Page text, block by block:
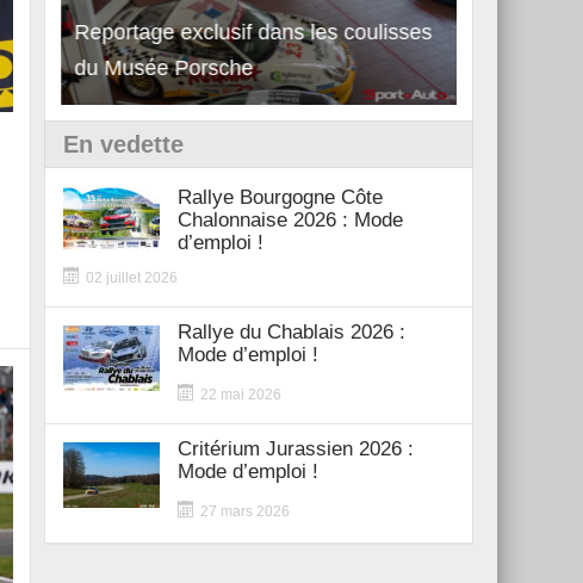
Reportage exclusif dans les coulisses
du Musée Porsche
Découverte de la nouvelle Ferrari
12Cilindri Manuale
En vedette
Rallye Bourgogne Côte
Chalonnaise 2026 : Mode
d’emploi !
02 juillet 2026
Rallye du Chablais 2026 :
Mode d’emploi !
22 mai 2026
Critérium Jurassien 2026 :
Mode d’emploi !
27 mars 2026